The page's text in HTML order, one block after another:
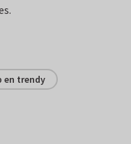
en trendy